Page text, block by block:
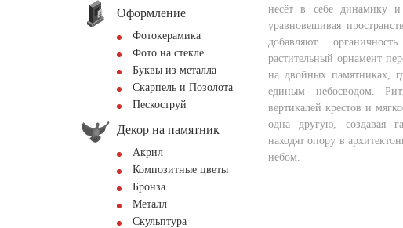
Оформление
Фотокерамика
Фото на стекле
Буквы из металла
Скарпель и Позолота
Пескоструй
Декор на памятник
Акрил
Композитные цветы
Бронза
Металл
Скульптура
несёт в себе динамику
уравновешивая
добавляют
растительный орнамент
на двойных памятниках,
единым небосводом.
вертикалей крестов и
одна другую, создавая
находят опору в
небом.